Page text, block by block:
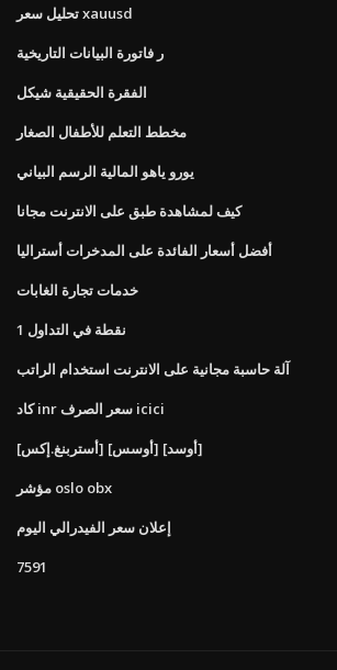
تحليل سعر xauusd
ر فاتورة البيانات التاريخية
الفقرة الحقيقية شيكل
مخطط التعلم للأطفال الصغار
يورو ياهو المالية الرسم البياني
كيف لمشاهدة طبق على الانترنت مجانا
أفضل أسعار الفائدة على المدخرات أستراليا
خدمات تجارة الغابات
1 نقطة في التداول
آلة حاسبة مجانية على الانترنت استخدام الراتب
كاد inr سعر الصرف icici
[أستربنغ.إكس] [أوسس] [أوسد]
مؤشر oslo obx
إعلان سعر الفيدرالي اليوم
7591